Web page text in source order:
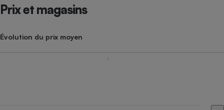
Prix et magasins
Évolution du prix moyen